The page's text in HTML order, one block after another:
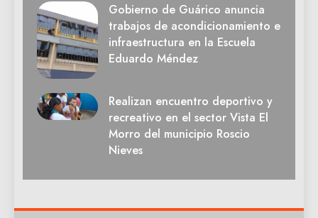
Gobierno de Guárico anuncia
trabajos de acondicionamiento e
infraestructura en la Escuela
Eduardo Méndez
Realizan encuentro deportivo y
recreativo en el sector Vista El
Morro del municipio Roscio
Nieves